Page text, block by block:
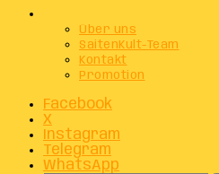
Über uns
SaitenKult-Team
Kontakt
Promotion
Facebook
X
Instagram
Telegram
WhatsApp